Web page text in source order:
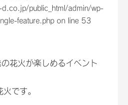
public_html/admin/wp-
feature.php on line 53
花火が楽しめるイベント
です。